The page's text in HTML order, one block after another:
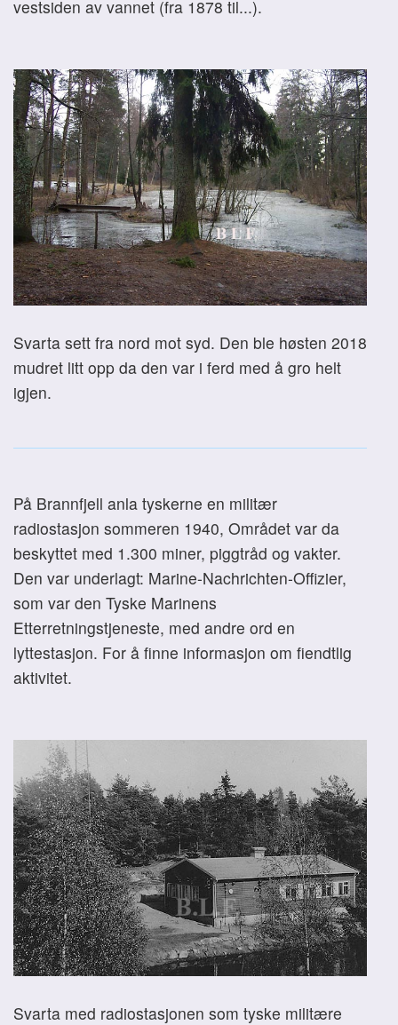
vestsiden av vannet (fra 1878 til...).
Svarta sett fra nord mot syd. Den ble høsten 2018
mudret litt opp da den var i ferd med å gro helt
igjen.
På Brannfjell anla tyskerne en militær
radiostasjon sommeren 1940, Området var da
beskyttet med 1.300 miner, piggtråd og vakter.
Den var underlagt: Marine-Nachrichten-Offizier,
som var den Tyske Marinens
Etterretningstjeneste, med andre ord en
lyttestasjon. For å finne informasjon om fiendtlig
aktivitet.
Svarta med radiostasjonen som tyske militære